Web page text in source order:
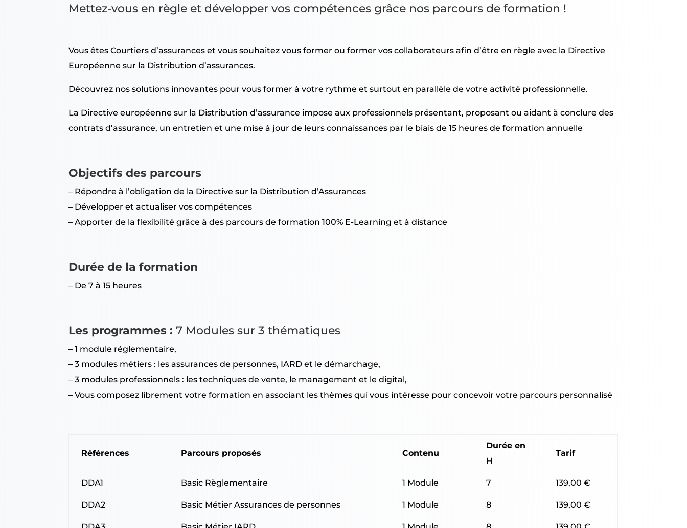
Mettez-vous en règle et développer vos compétences grâce nos parcours de formation !
Vous êtes Courtiers d’assurances et vous souhaitez vous former ou former vos collaborateurs afin d’être en règle avec la Directive
Européenne sur la Distribution d’assurances.
Découvrez nos solutions innovantes pour vous former à votre rythme et surtout en parallèle de votre activité professionnelle.
La Directive européenne sur la Distribution d’assurance impose aux professionnels présentant, proposant ou aidant à conclure des
contrats d’assurance, un entretien et une mise à jour de leurs connaissances par le biais de 15 heures de formation annuelle
Objectifs des parcours
– Répondre à l’obligation de la Directive sur la Distribution d’Assurances
– Développer et actualiser vos compétences
– Apporter de la flexibilité grâce à des parcours de formation 100% E-Learning et à distance
Durée de la formation
– De 7 à 15 heures
Les programmes :7 Modules sur 3 thématiques
– 1 module réglementaire,
– 3 modules métiers : les assurances de personnes, IARD et le démarchage,
– 3 modules professionnels : les techniques de vente, le management et le digital,
– Vous composez librement votre formation en associant les thèmes qui vous intéresse pour concevoir votre parcours personnalisé
Références Parcours proposés Contenu
Durée en
H
Tarif
DDA1 Basic Règlementaire 1 Module 7 139,00 €
DDA2 Basic Métier Assurances de personnes 1 Module 8 139,00 €